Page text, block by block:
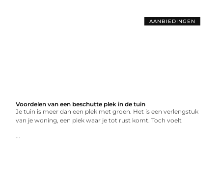
AANBIEDINGEN
Voordelen van een beschutte plek in de tuin
Je tuin is meer dan een plek met groen. Het is een verlengstuk
van je woning, een plek waar je tot rust komt. Toch voelt
...